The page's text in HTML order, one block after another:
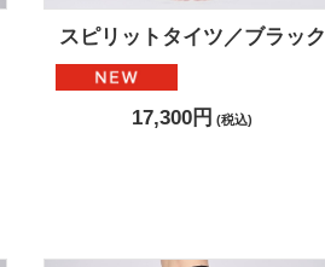
スピリットタイツ／ブラック
17,300円 (税込)